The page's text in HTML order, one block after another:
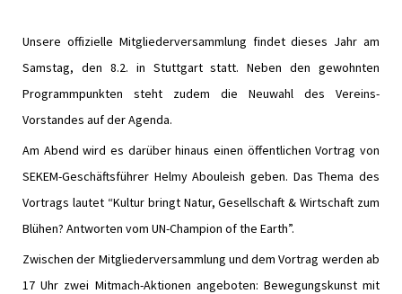
Unsere offizielle Mitgliederversammlung findet dieses Jahr am
Samstag, den 8.2. in Stuttgart statt. Neben den gewohnten
Programmpunkten steht zudem die Neuwahl des Vereins-
Vorstandes auf der Agenda.
Am Abend wird es darüber hinaus einen öffentlichen Vortrag von
SEKEM-Geschäftsführer Helmy Abouleish geben. Das Thema des
Vortrags lautet “Kultur bringt Natur, Gesellschaft & Wirtschaft zum
Blühen? Antworten vom UN-Champion of the Earth”.
Zwischen der Mitgliederversammlung und dem Vortrag werden ab
17 Uhr zwei Mitmach-Aktionen angeboten: Bewegungskunst mit